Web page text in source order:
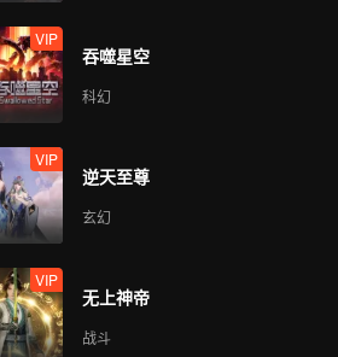
VIP
吞噬星空
科幻
VIP
逆天至尊
玄幻
VIP
无上神帝
战斗